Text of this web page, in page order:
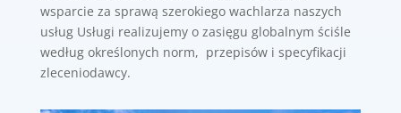
wsparcie za sprawą szerokiego wachlarza naszych
usług Usługi realizujemy o zasięgu globalnym ściśle
według określonych norm, przepisów i specyfikacji
zleceniodawcy.